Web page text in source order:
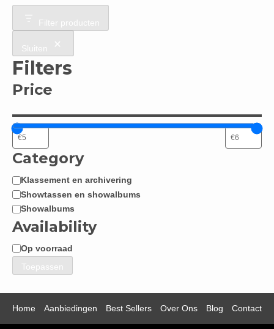
Filter producten
Sluiten
Filters
Price
Category
Categorie
Klassement en archivering
Showtassen en showalbums
Showalbums
Availability
Beschikbaarheid
Op voorraad
Toepassen
Home Aanbiedingen Best Sellers Over Ons Blog Contact